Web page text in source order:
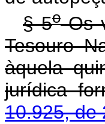
§ 5oOs
Tesouro
àquela
jurídica
10.925, de